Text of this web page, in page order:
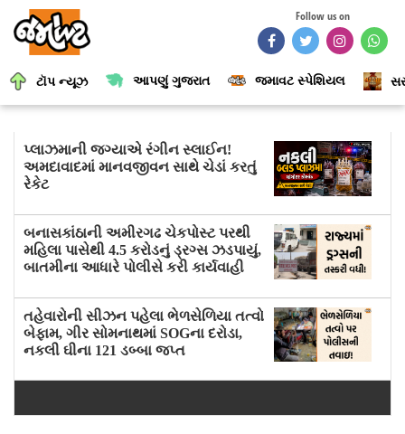
Follow us on
ટૉપ ન્યૂઝ આપણું ગુજરાત જમાવટ સ્પેશિયલ
પ્લાઝમાની જગ્યાએ રંગીન સ્લાઈન!
અમદાવાદમાં માનવજીવન સાથે ચેડાં કરતું
રેકેટ
બનાસકાંઠાની અમીરગઢ ચેકપોસ્ટ પરથી
મહિલા પાસેથી 4.5 કરોડનું ડ્રગ્સ ઝડપાયું,
બાતમીના આધારે પોલીસે કરી કાર્યવાહી
તહેવારોની સીઝન પહેલા ભેળસેળિયા તત્વો
બેફામ, ગીર સોમનાથમાં SOGના દરોડા,
નકલી ઘીના 121 ડબ્બા જપ્ત